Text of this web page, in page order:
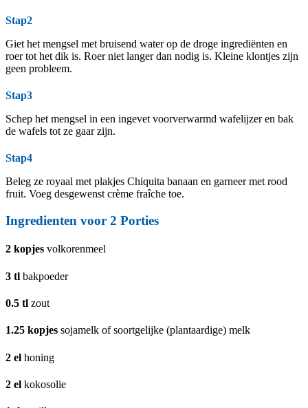
Stap2
Giet het mengsel met bruisend water op de droge ingrediënten en
roer tot het dik is. Roer niet langer dan nodig is. Kleine klontjes zijn
geen probleem.
Stap3
Schep het mengsel in een ingevet voorverwarmd wafelijzer en bak
de wafels tot ze gaar zijn.
Stap4
Beleg ze royaal met plakjes Chiquita banaan en garneer met rood
fruit. Voeg desgewenst crème fraîche toe.
Ingredienten voor 2 Porties
2 kopjes volkorenmeel
3 tl bakpoeder
0.5 tl zout
1.25 kopjes sojamelk of soortgelijke (plantaardige) melk
2 el honing
2 el kokosolie